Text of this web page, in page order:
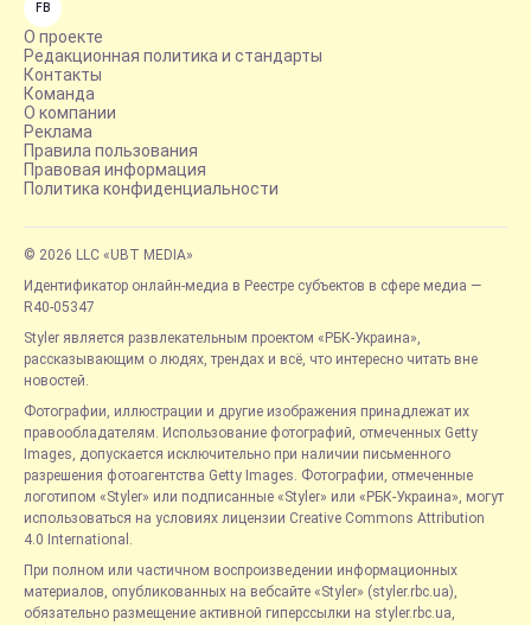
FB
О проекте
Редакционная политика и стандарты
Контакты
Команда
О компании
Реклама
Правила пользования
Правовая информация
Политика конфиденциальности
© 2026 LLC «UBT MEDIA»
Идентификатор онлайн-медиа в Реестре субъектов в сфере медиа —
R40-05347
Styler является развлекательным проектом «РБК-Украина»,
рассказывающим о людях, трендах и всё, что интересно читать вне
новостей.
Фотографии, иллюстрации и другие изображения принадлежат их
правообладателям. Использование фотографий, отмеченных Getty
Images, допускается исключительно при наличии письменного
разрешения фотоагентства Getty Images. Фотографии, отмеченные
логотипом «Styler» или подписанные «Styler» или «РБК-Украина», могут
использоваться на условиях лицензии Creative Commons Attribution
4.0 International.
При полном или частичном воспроизведении информационных
материалов, опубликованных на вебсайте «Styler» (styler.rbc.ua),
обязательно размещение активной гиперссылки на styler.rbc.ua,